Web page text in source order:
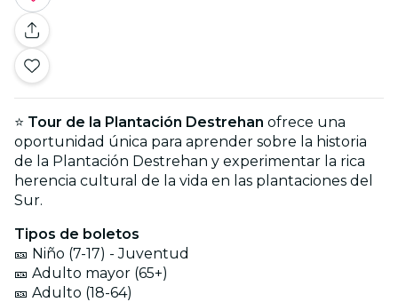
⭐ Tour de la Plantación Destrehan ofrece una
oportunidad única para aprender sobre la historia
de la Plantación Destrehan y experimentar la rica
herencia cultural de la vida en las plantaciones del
Sur.
Tipos de boletos
🎫 Niño (7-17) - Juventud
🎫 Adulto mayor (65+)
🎫 Adulto (18-64)